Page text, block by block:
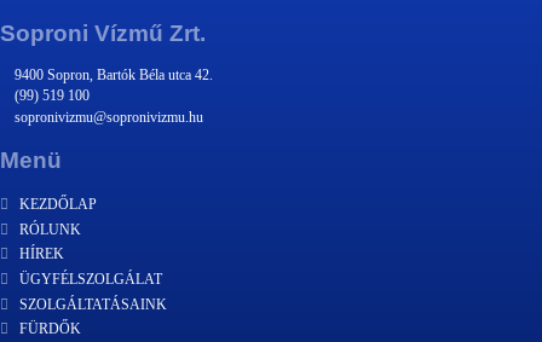
Soproni Vízmű Zrt.
9400 Sopron, Bartók Béla utca 42.
(99) 519 100
sopronivizmu@sopronivizmu.hu
Menü
KEZDŐLAP
RÓLUNK
HÍREK
ÜGYFÉLSZOLGÁLAT
SZOLGÁLTATÁSAINK
FÜRDŐK